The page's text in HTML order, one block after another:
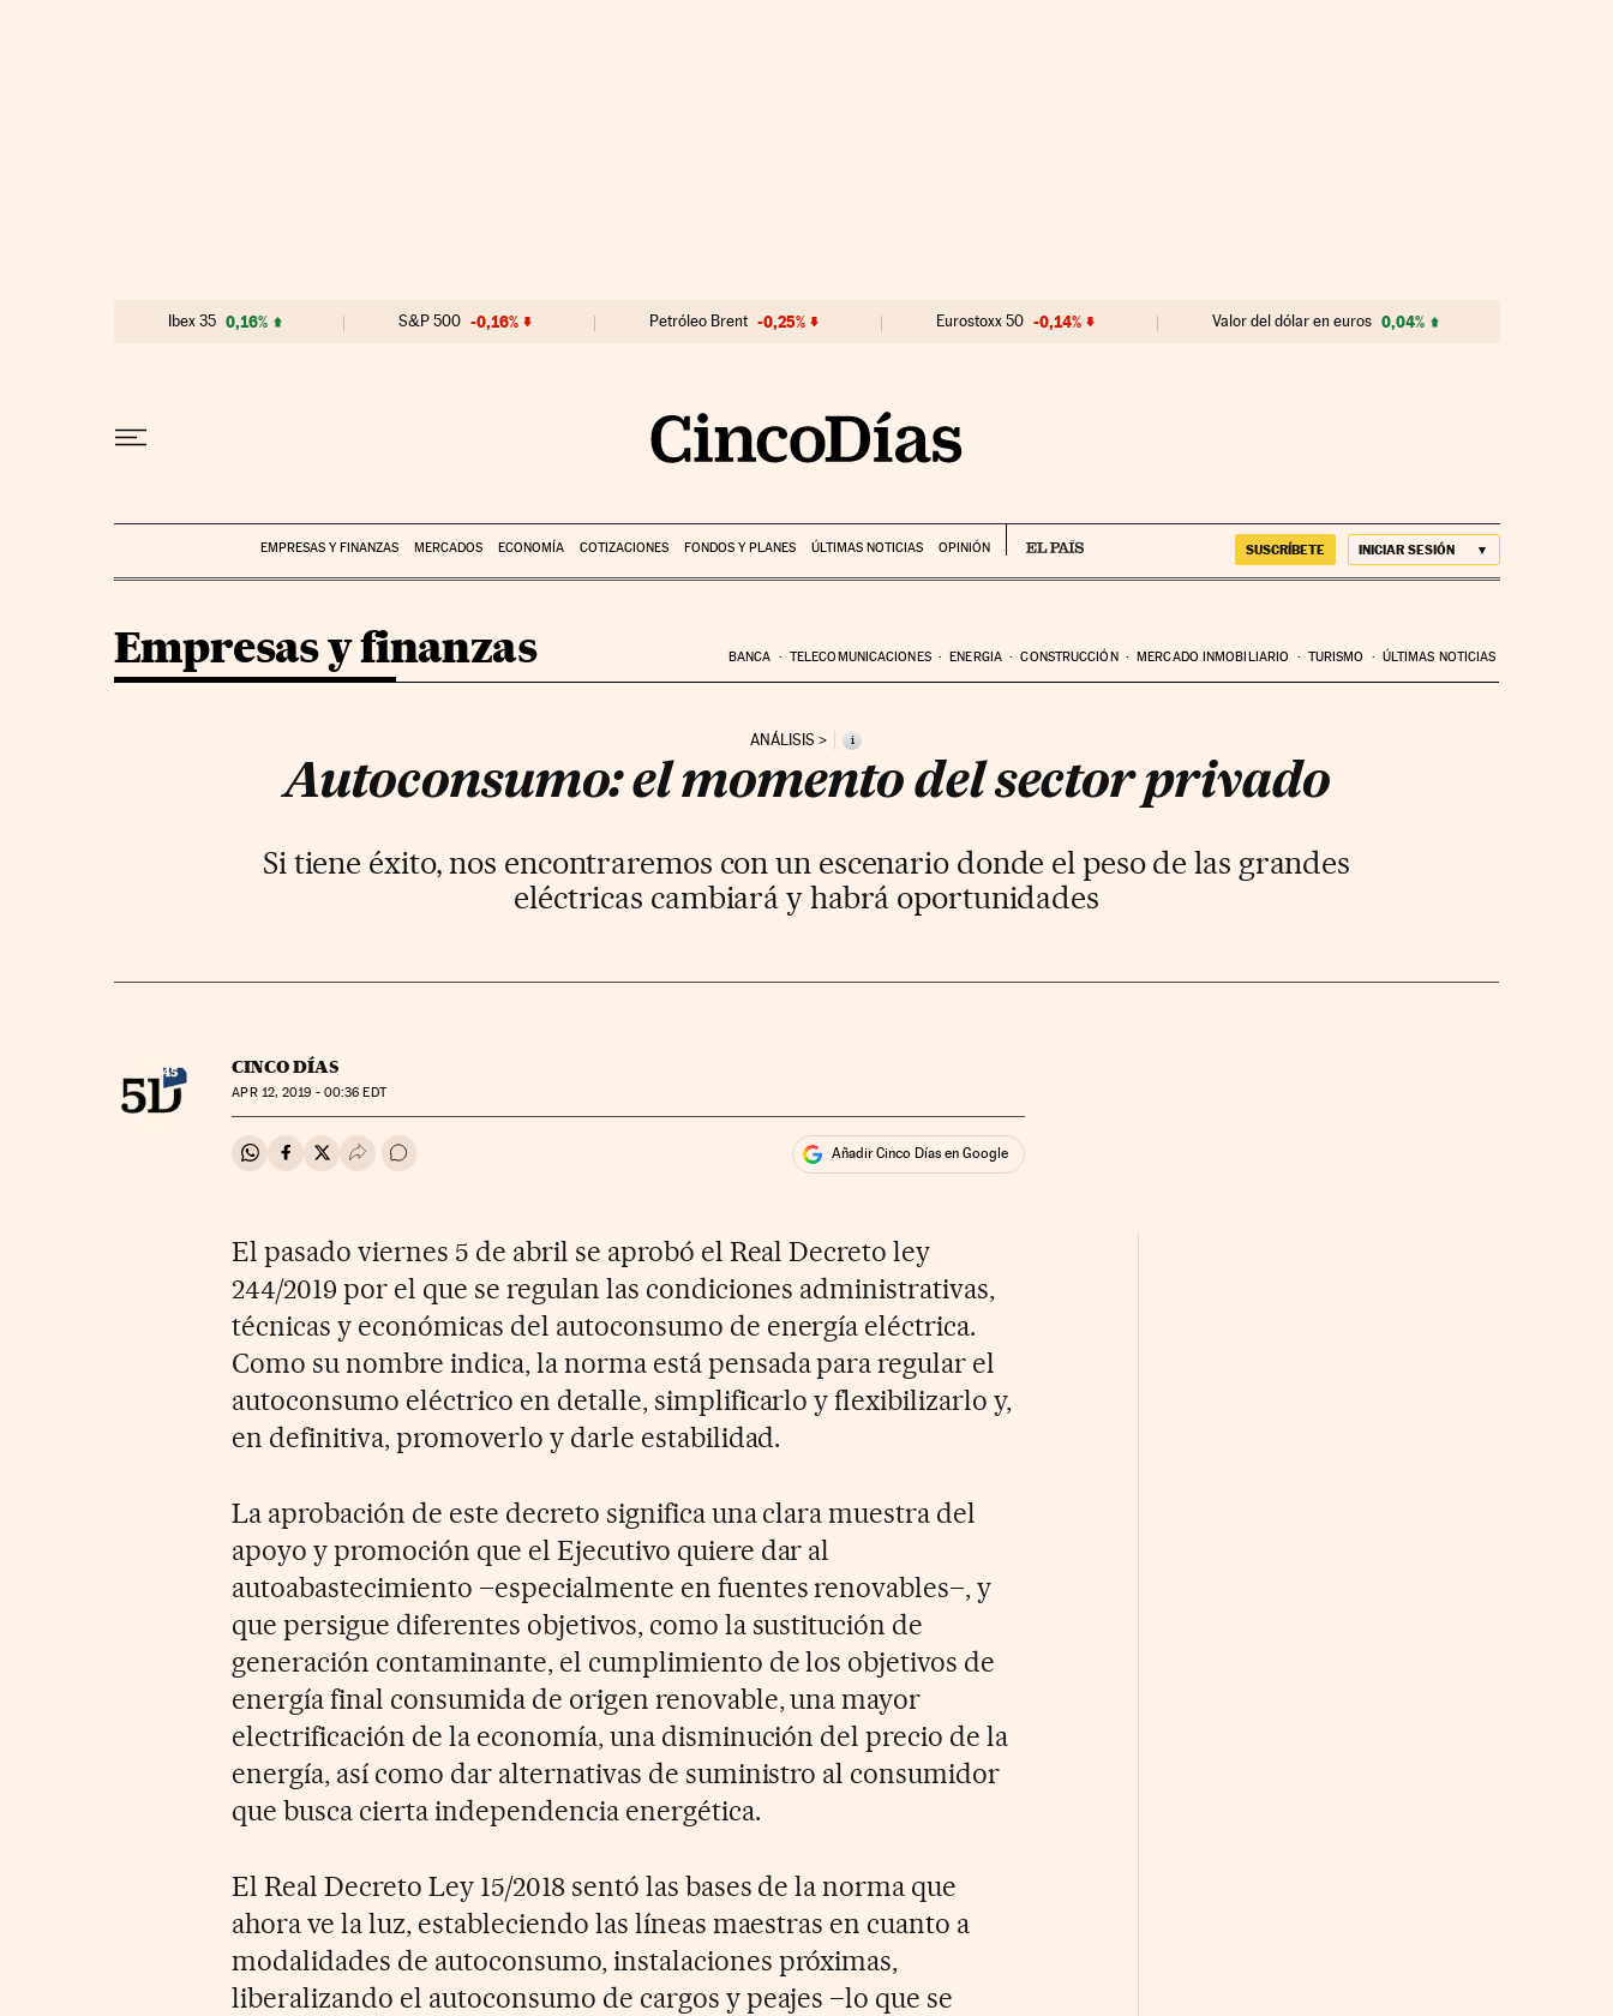
Ibex 35 0,16% S&P 500 -0,16% Petróleo Brent -0,25% Eurostoxx 50 -0,14% Valor del dólar en euros 0,04%
EMPRESAS Y FINANZAS MERCADOS ECONOMÍA COTIZACIONES FONDOS Y PLANES ÚLTIMAS NOTICIAS OPINIÓN SUSCRÍBETE INICIAR SESIÓN
Empresas y finanzas BANCA TELECOMUNICACIONES ENERGIA CONSTRUCCIÓN MERCADO INMOBILIARIO TURISMO ÚLTIMAS NOTICIAS
ANÁLISIS i
Autoconsumo: el momento del sector privado
Si tiene éxito, nos encontraremos con un escenario donde el peso de las grandes
eléctricas cambiará y habrá oportunidades
CINCO DÍAS
APR12, 2019 - 00:36 EDT
Compartir en Whatsapp
Compartir en Facebook
Compartir en Twitter
Desplegar Redes Sociales
Ir a los comentarios Añadir Cinco Días en Google
El pasado viernes 5 de abril se aprobó el Real Decreto ley
244/2019 por el que se regulan las condiciones administrativas,
técnicas y económicas del autoconsumo de energía eléctrica.
Como su nombre indica, la norma está pensada para regular el
autoconsumo eléctrico en detalle, simplificarlo y flexibilizarlo y,
en definitiva, promoverlo y darle estabilidad.
La aprobación de este decreto significa una clara muestra del
apoyo y promoción que el Ejecutivo quiere dar al
autoabastecimiento –especialmente en fuentes renovables–, y
que persigue diferentes objetivos, como la sustitución de
generación contaminante, el cumplimiento de los objetivos de
energía final consumida de origen renovable, una mayor
electrificación de la economía, una disminución del precio de la
energía, así como dar alternativas de suministro al consumidor
que busca cierta independencia energética.
El Real Decreto Ley 15/2018 sentó las bases de la norma que
ahora ve la luz, estableciendo las líneas maestras en cuanto a
modalidades de autoconsumo, instalaciones próximas,
liberalizando el autoconsumo de cargos y peajes –lo que se